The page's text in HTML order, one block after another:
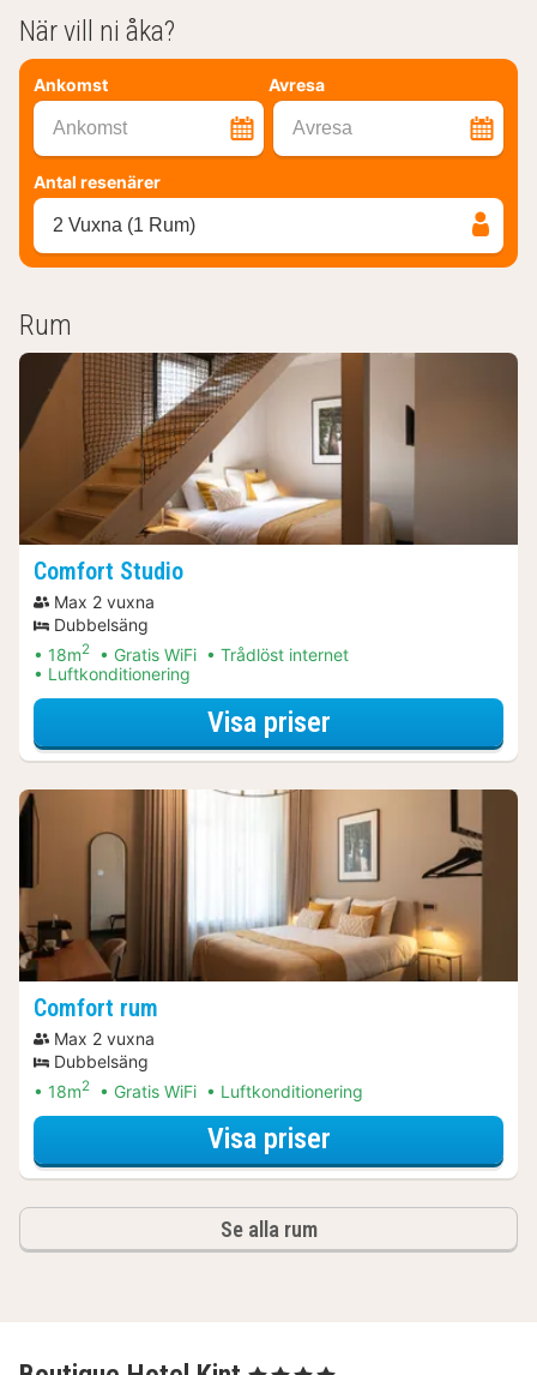
När vill ni åka?
Ankomst Avresa
Ankomst Avresa
Antal resenärer
2 Vuxna (1 Rum)
Rum
Comfort Studio
Max 2 vuxna
Dubbelsäng
18m2 Gratis WiFi
Trådlöst internet
Luftkonditionering
Visa priserför Comfort
Comfort rum
Max 2 vuxna
Dubbelsäng
18m2 Gratis WiFi Luftkonditionering
Visa priserför Comfort rum
Se alla rum